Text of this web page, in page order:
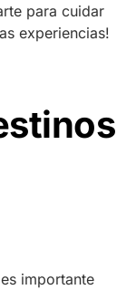
para cuidar
experiencias!
importante